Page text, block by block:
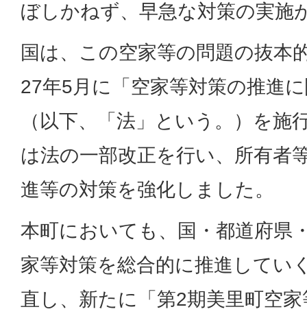
ぼしかねず、早急な対策の実施
国は、この空家等の問題の抜本
27年5月に「空家等対策の推進
（以下、「法」という。）を施
は法の一部改正を行い、所有者
進等の対策を強化しました。
本町においても、国・都道府県
家等対策を総合的に推進してい
直し、新たに「第2期美里町空